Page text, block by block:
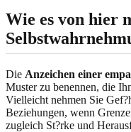
Wie es von hier
Die Anzeichen einer
Muster zu benennen, die
Vielleicht nehmen Sie
Beziehungen, wenn
zugleich St?rke und